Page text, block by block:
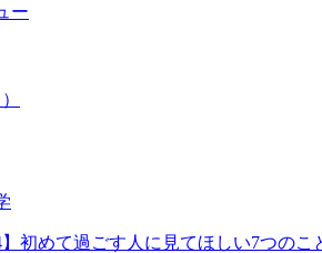
ー
】初めて過ごす人に見てほしい7つのこ